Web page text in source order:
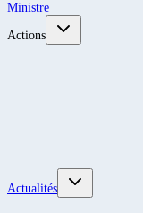
Ministre
Actions
Actualités